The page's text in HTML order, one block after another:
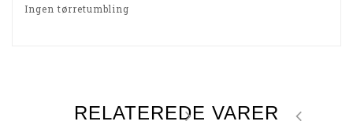
Ingen tørretumbling
RELATEREDE VARER